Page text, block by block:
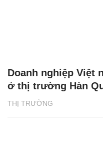
THỊ TRƯỜNG
Doanh nghiệp Việt
ở thị trường Hàn